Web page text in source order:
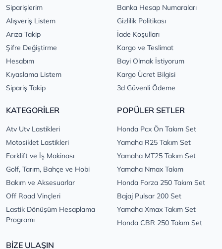
Siparişlerim
Alışveriş Listem
Arıza Takip
Şifre Değiştirme
Hesabım
Kıyaslama Listem
Sipariş Takip
Banka Hesap Numaraları
Gizlilik Politikası
İade Koşulları
Kargo ve Teslimat
Bayi Olmak İstiyorum
Kargo Ücret Bilgisi
3d Güvenli Ödeme
KATEGORİLER
Atv Utv Lastikleri
Motosiklet Lastikleri
Forklift ve İş Makinası
Golf, Tarım, Bahçe ve Hobi
Bakım ve Aksesuarlar
Off Road Vinçleri
Lastik Dönüşüm Hesaplama
Programı
POPÜLER SETLER
Honda Pcx Ön Takım Set
Yamaha R25 Takım Set
Yamaha MT25 Takım Set
Yamaha Nmax Takım
Honda Forza 250 Takım Set
Bajaj Pulsar 200 Set
Yamaha Xmax Takım Set
Honda CBR 250 Takım Set
BİZE ULAŞIN